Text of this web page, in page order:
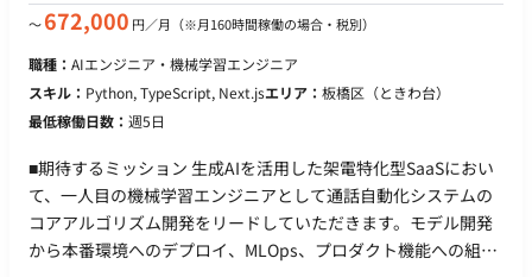
〜672,000 円／月 （※月160時間稼働の場合・税別）
職種： AIエンジニア・機械学習エンジニア
スキル： Python, TypeScript, Next.jsエリア： 板橋区（ときわ台）
最低稼働日数： 週5日
■期待するミッション 生成AIを活用した架電特化型SaaSにおい
て、一人目の機械学習エンジニアとして通話自動化システムの
コアアルゴリズム開発をリードしていただきます。モデル開発
から本番環境へのデプロイ、MLOps、プロダクト機能への組み